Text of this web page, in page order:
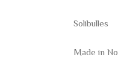
Solibulles
Made in